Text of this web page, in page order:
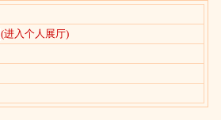
(进入个人展厅)